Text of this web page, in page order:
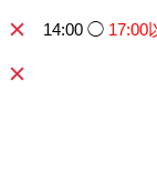
14:00 ◯ 17:00